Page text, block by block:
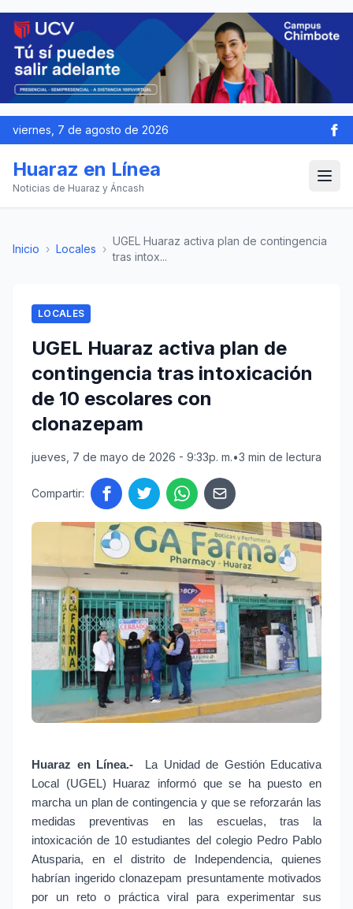
viernes, 7 de agosto de 2026
Huaraz en Línea
Noticias de Huaraz y Áncash
Inicio › Locales ›
UGEL Huaraz activa plan de contingencia
tras intox...
LOCALES
UGEL Huaraz activa plan de
contingencia tras intoxicación
de 10 escolares con
clonazepam
jueves, 7 de mayo de 2026 - 9:33p. m.•3 min de lectura
Compartir:
Huaraz en Línea.-
La Unidad de Gestión Educativa
Local (UGEL) Huaraz informó que se ha puesto en
marcha un plan de contingencia y que se reforzarán las
medidas preventivas en las escuelas, tras la
intoxicación de 10 estudiantes del colegio Pedro Pablo
Atusparia, en el distrito de Independencia, quienes
habrían ingerido clonazepam presuntamente motivados
por un reto o práctica viral para experimentar sus